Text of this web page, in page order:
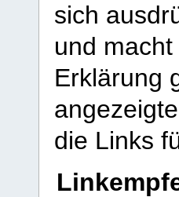
sich
und
Erklärung
die Links